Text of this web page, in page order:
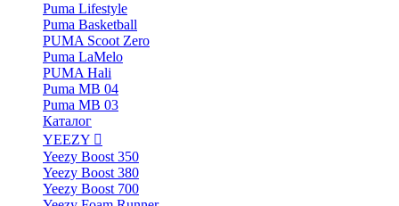
Puma Lifestyle
Puma Basketball
PUMA Scoot Zero
Puma LaMelo
PUMA Hali
Puma MB 04
Puma MB 03
Каталог
YEEZY
Yeezy Boost 350
Yeezy Boost 380
Yeezy Boost 700